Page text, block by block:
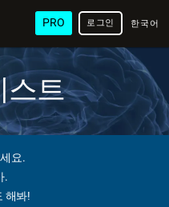
PRO 한국어
語
로그인
스트
요.
.
해봐!